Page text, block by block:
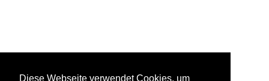
Diese Webseite verwendet Cookies, um